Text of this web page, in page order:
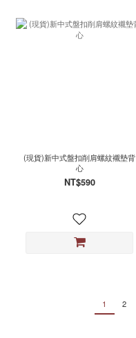
(現貨)新中式盤扣削肩螺紋襯墊背
心
NT$590
1 2